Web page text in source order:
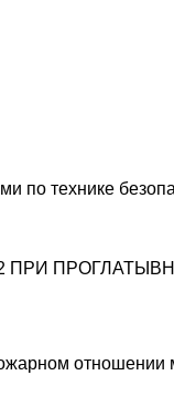
по технике
ПРИ
отношении